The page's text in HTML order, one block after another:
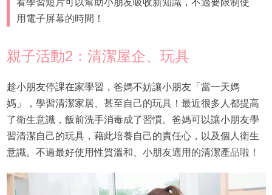
看學習短片可以幫助小朋友吸收新知識，不過要限制使
用電子屏幕的時間！
親子活動2：清潔屋企、玩具
趁小朋友停課在家學習，爸媽不妨讓小朋友「當一天媽
媽」，學習清潔家居、甚至自己的玩具！最近很多人都提高
了衛生意識，飯前洗手消毒成了習慣。爸媽可以讓小朋友學
習清潔自己的玩具，藉此培養自己的責任心，以及個人衛生
意識。不過最好使用性質溫和、小朋友適用的清潔產品啦！